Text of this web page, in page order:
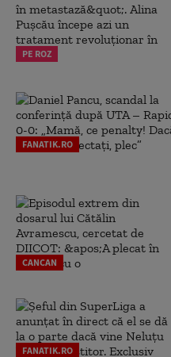
PE ROZ
FANATIK.RO
CANCAN
FANATIK.RO